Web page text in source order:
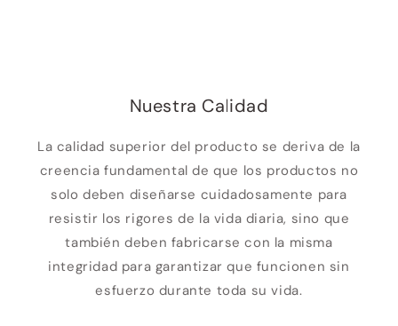
Nuestra Calidad
La calidad superior del producto se deriva de la
creencia fundamental de que los productos no
solo deben diseñarse cuidadosamente para
resistir los rigores de la vida diaria, sino que
también deben fabricarse con la misma
integridad para garantizar que funcionen sin
esfuerzo durante toda su vida.